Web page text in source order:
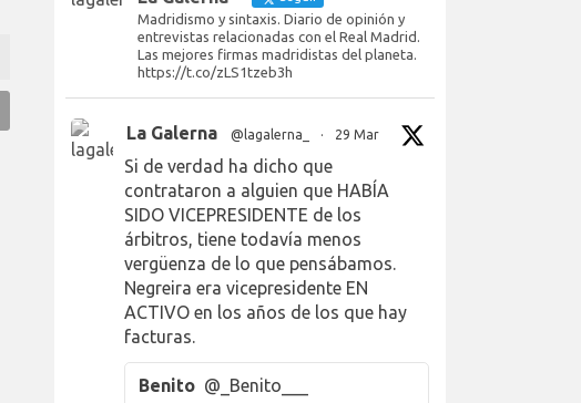
Madridismo y sintaxis. Diario de opinión y
entrevistas relacionadas con el Real Madrid.
Las mejores firmas madridistas del planeta.
https://t.co/zLS1tzeb3h
La Galerna @lagalerna_ · 29 Mar
Si de verdad ha dicho que
contrataron a alguien que HABÍA
SIDO VICEPRESIDENTE de los
árbitros, tiene todavía menos
vergüenza de lo que pensábamos.
Negreira era vicepresidente EN
ACTIVO en los años de los que hay
facturas.
Benito @_Benito___